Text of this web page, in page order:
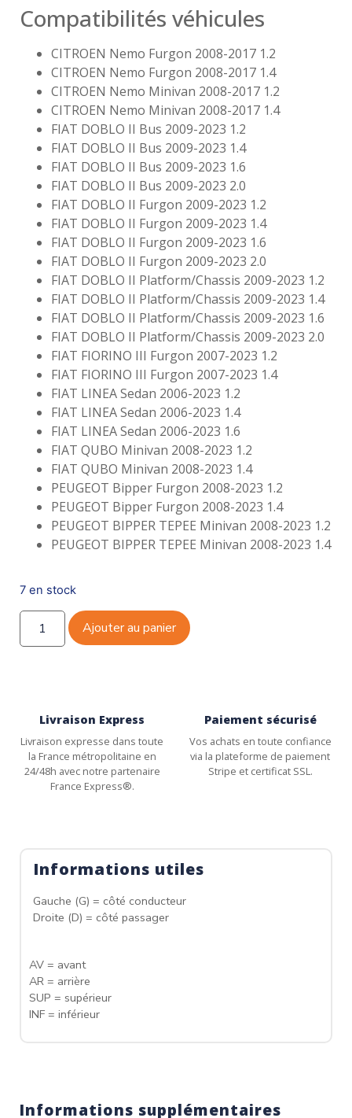
Compatibilités véhicules
CITROEN Nemo Furgon 2008-2017 1.2
CITROEN Nemo Furgon 2008-2017 1.4
CITROEN Nemo Minivan 2008-2017 1.2
CITROEN Nemo Minivan 2008-2017 1.4
FIAT DOBLO II Bus 2009-2023 1.2
FIAT DOBLO II Bus 2009-2023 1.4
FIAT DOBLO II Bus 2009-2023 1.6
FIAT DOBLO II Bus 2009-2023 2.0
FIAT DOBLO II Furgon 2009-2023 1.2
FIAT DOBLO II Furgon 2009-2023 1.4
FIAT DOBLO II Furgon 2009-2023 1.6
FIAT DOBLO II Furgon 2009-2023 2.0
FIAT DOBLO II Platform/Chassis 2009-2023 1.2
FIAT DOBLO II Platform/Chassis 2009-2023 1.4
FIAT DOBLO II Platform/Chassis 2009-2023 1.6
FIAT DOBLO II Platform/Chassis 2009-2023 2.0
FIAT FIORINO III Furgon 2007-2023 1.2
FIAT FIORINO III Furgon 2007-2023 1.4
FIAT LINEA Sedan 2006-2023 1.2
FIAT LINEA Sedan 2006-2023 1.4
FIAT LINEA Sedan 2006-2023 1.6
FIAT QUBO Minivan 2008-2023 1.2
FIAT QUBO Minivan 2008-2023 1.4
PEUGEOT Bipper Furgon 2008-2023 1.2
PEUGEOT Bipper Furgon 2008-2023 1.4
PEUGEOT BIPPER TEPEE Minivan 2008-2023 1.2
PEUGEOT BIPPER TEPEE Minivan 2008-2023 1.4
7 en stock
Ajouter au panier
Livraison Express
Livraison expresse dans toute
la France métropolitaine en
24/48h avec notre partenaire
France Express®.
Paiement sécurisé
Vos achats en toute confiance
via la plateforme de paiement
Stripe et certificat SSL.
Informations utiles
Gauche (G) = côté conducteur
Droite (D) = côté passager
AV = avant
AR = arrière
SUP = supérieur
INF = inférieur
Informations supplémentaires